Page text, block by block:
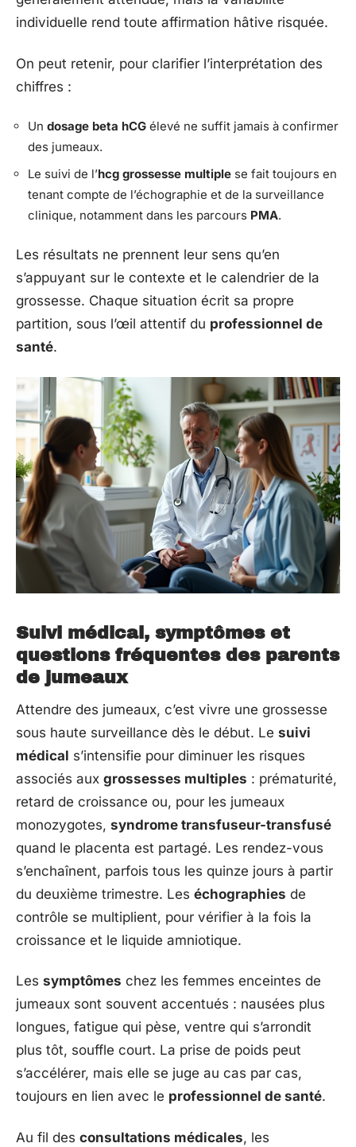
individuelle rend toute affirmation hâtive risquée.
On peut retenir, pour clarifier l’interprétation des
chiffres :
Un dosage beta hCG élevé ne suffit jamais à confirmer
des jumeaux.
Le suivi de l’hcg grossesse multiple se fait toujours en
tenant compte de l’échographie et de la surveillance
clinique, notamment dans les parcours PMA.
Les résultats ne prennent leur sens qu’en
s’appuyant sur le contexte et le calendrier de la
grossesse. Chaque situation écrit sa propre
partition, sous l’œil attentif du professionnel de
santé.
Suivi médical, symptômes et
questions fréquentes des parents
de jumeaux
Attendre des jumeaux, c’est vivre une grossesse
sous haute surveillance dès le début. Le suivi
médical s’intensifie pour diminuer les risques
associés aux grossesses multiples : prématurité,
retard de croissance ou, pour les jumeaux
monozygotes, syndrome transfuseur-transfusé
quand le placenta est partagé. Les rendez-vous
s’enchaînent, parfois tous les quinze jours à partir
du deuxième trimestre. Les échographies de
contrôle se multiplient, pour vérifier à la fois la
croissance et le liquide amniotique.
Les symptômes chez les femmes enceintes de
jumeaux sont souvent accentués : nausées plus
longues, fatigue qui pèse, ventre qui s’arrondit
plus tôt, souffle court. La prise de poids peut
s’accélérer, mais elle se juge au cas par cas,
toujours en lien avec le professionnel de santé.
Au fil des consultations médicales, les